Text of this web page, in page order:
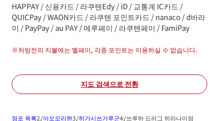
HAPPAY / 신용카드 / 라쿠텐Edy / iD / 교통계 IC카드 /
QUICPay / WAON카드 / 라쿠텐 포인트카드 / nanaco / d바라
이 / PayPay / au PAY / 메루페이 / 라쿠텐페이 / FamiPay
※처방전의 지불에는 멜페이, 각종 포인트는 이용하실 수 없습니다.
지도 검색으로 전환
점포 목록 아오모리현 히가시쓰가루군 쓰루하 드러그 히라나이점